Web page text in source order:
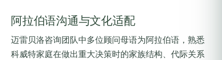
阿拉伯语沟通与文化适配
迈雷贝洛咨询团队中多位顾问母语为阿拉伯语，熟悉
科威特家庭在做出重大决策时的家族结构、代际关系